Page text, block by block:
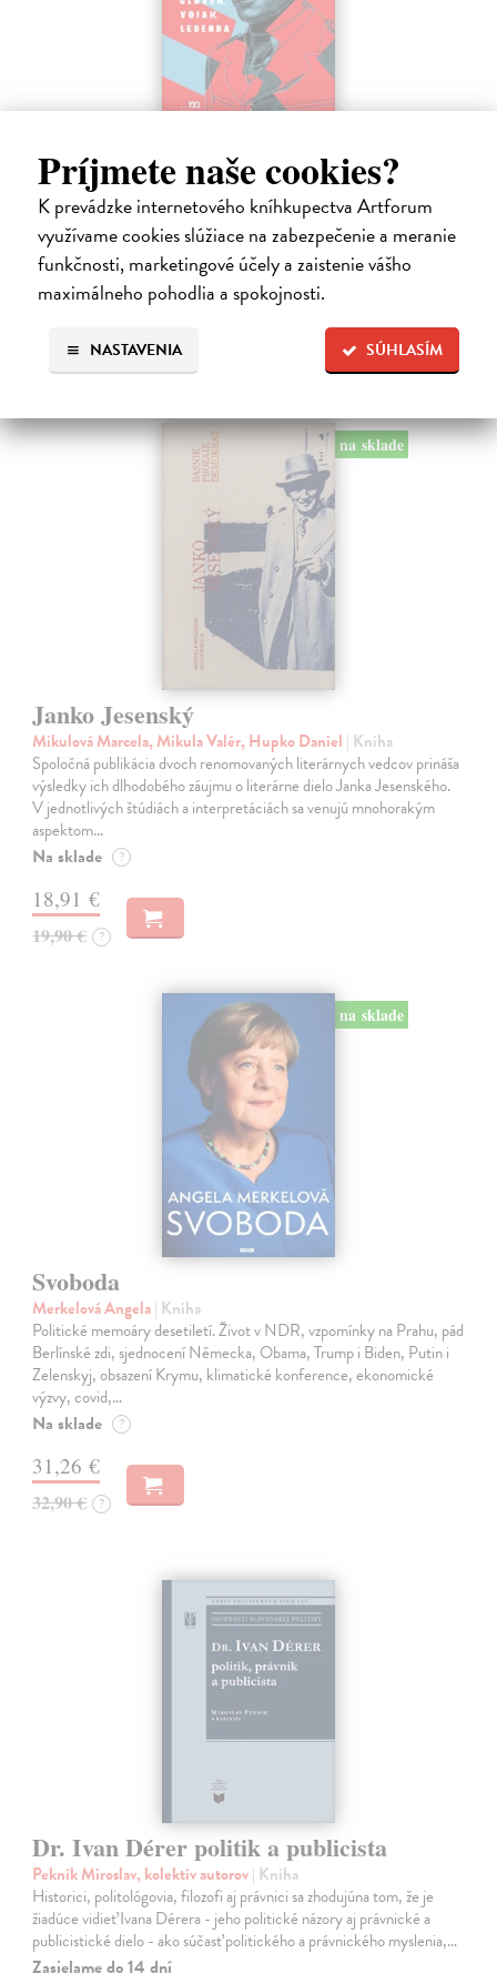
Príjmete naše cookies?
K prevádzke internetového kníhkupectva Artforum
využívame cookies slúžiace na zabezpečenie a meranie
funkčnosti, marketingové účely a zaistenie vášho
maximálneho pohodlia a spokojnosti.
SÚHLASÍM
NASTAVENIA
Jozef Gabčík. Človek, vojak, legenda
Posch Martin| Kniha
Keď sa povie Jozef Gabčík, väčšina z nás si predstaví vojaka
v uniforme, agenta, odbojára, atentát, kryptu v kostole. A okamih,
ktorý zmenil dejiny.
Predpredaj, vychádza 21.8.2026, zasielame do 3 dní od
vydania
19,99 € ?
na sklade
Janko Jesenský
Mikulová Marcela, Mikula Valér, Hupko Daniel | Kniha
Spoločná publikácia dvoch renomovaných literárnych vedcov prináša
výsledky ich dlhodobého záujmu o literárne dielo Janka Jesenského.
V jednotlivých štúdiách a interpretáciách sa venujú mnohorakým
aspektom…
Na sklade ?
18,91 €
19,90 € ?
na sklade
Svoboda
Merkelová Angela| Kniha
Politické memoáry desetiletí. Život v NDR, vzpomínky na Prahu, pád
Berlínské zdi, sjednocení Německa, Obama, Trump i Biden, Putin i
Zelenskyj, obsazení Krymu, klimatické konference, ekonomické
výzvy, covid,…
Na sklade ?
31,26 €
32,90 € ?
Dr. Ivan Dérer politik a publicista
Pekník Miroslav, kolektív autorov| Kniha
Historici, politológovia, filozofi aj právnici sa zhodujúna tom, že je
žiadúce vidieť Ivana Dérera - jeho politické názory aj právnické a
publicistické dielo - ako súčasť politického a právnického myslenia,…
Zasielame do 14 dní